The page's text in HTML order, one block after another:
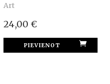
Art
24,00 €